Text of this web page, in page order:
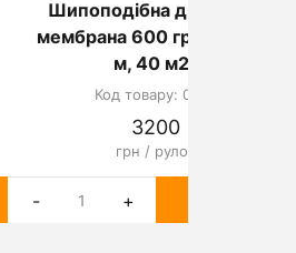
Шипоподібна дренажна
мембрана 600 гр/м2, 2х20
м, 40 м2*
Код товару: 0039
3200
грн / рулон
- +